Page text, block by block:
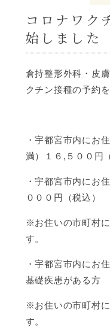
コロナワク
始しました
倉持整形外科・皮
クチン接種の予約
・宇都宮市内にお
満）１６,５００円
・宇都宮市内にお
０００円（税込）
※お住いの市町村
す。
・宇都宮市内にお
基礎疾患がある方
※お住いの市町村
す。